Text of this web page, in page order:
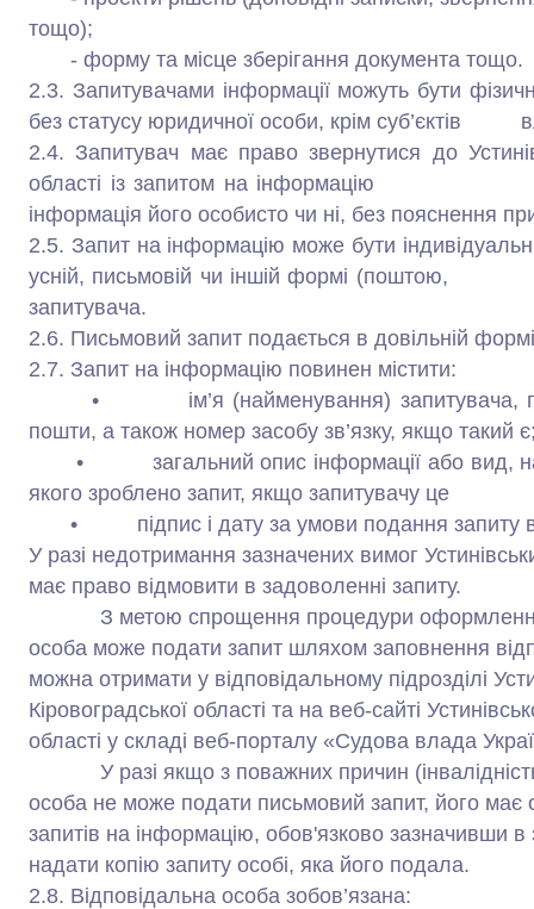
тощо);
- форму та місце зберігання документа тощо.
2.3. Запитувачами інформації можуть бути
без статусу юридичної особи, крім суб’єктів
2.4. Запитувач має право звернутися до
області із запитом на інформацію
інформація його особисто чи ні, без пояснення
2.5. Запит на інформацію може бути
усній, письмовій чи іншій формі (поштою,
запитувача.
2.6. Письмовий запит подається в довільній
2.7. Запит на інформацію повинен містити:
• ім’я (найменування) запитувача,
пошти, а також номер засобу зв’язку, якщо такий
• загальний опис інформації або вид,
якого зроблено запит, якщо
• підпис і дату за умови подання запиту в
У разі недотримання зазначених вимог
має право відмовити в задоволенні запиту.
З метою спрощення процедури оформлення
особа може подати запит шляхом заповнення
можна отримати у відповідальному підрозділі
Кіровоградської області та на веб-сайті
області у складі веб-порталу «Судова влада
У разі якщо з поважних причин
особа не може подати письмовий запит, його має
запитів на інформацію, обов'язково зазначивши в
надати копію запиту особі, яка його подала.
2.8. Відповідальна особа зобов’язана: